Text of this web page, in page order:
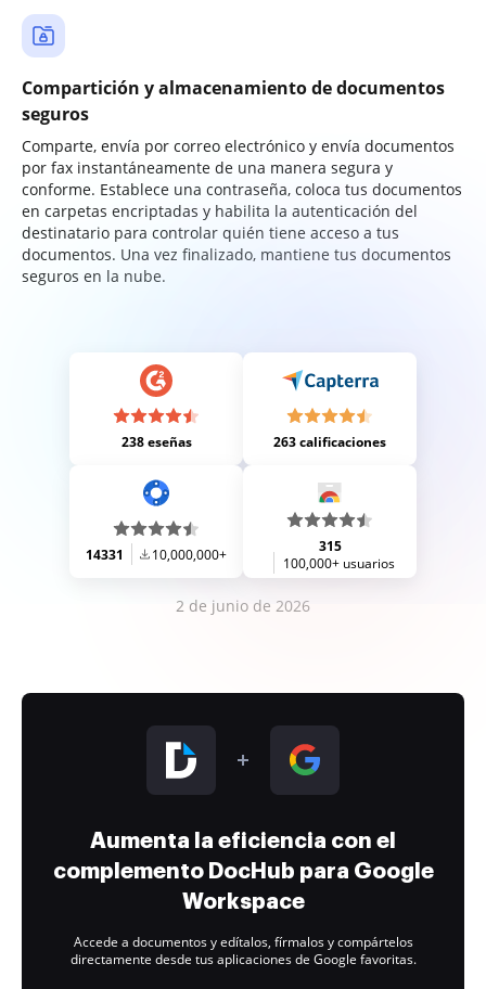
Compartición y almacenamiento de documentos
seguros
Comparte, envía por correo electrónico y envía documentos
por fax instantáneamente de una manera segura y
conforme. Establece una contraseña, coloca tus documentos
en carpetas encriptadas y habilita la autenticación del
destinatario para controlar quién tiene acceso a tus
documentos. Una vez finalizado, mantiene tus documentos
seguros en la nube.
238 eseñas 263 calificaciones
14331 10,000,000+
315
100,000+ usuarios
2 de junio de 2026
Aumenta la eficiencia con el
complemento DocHub para Google
Workspace
Accede a documentos y edítalos, fírmalos y compártelos
directamente desde tus aplicaciones de Google favoritas.